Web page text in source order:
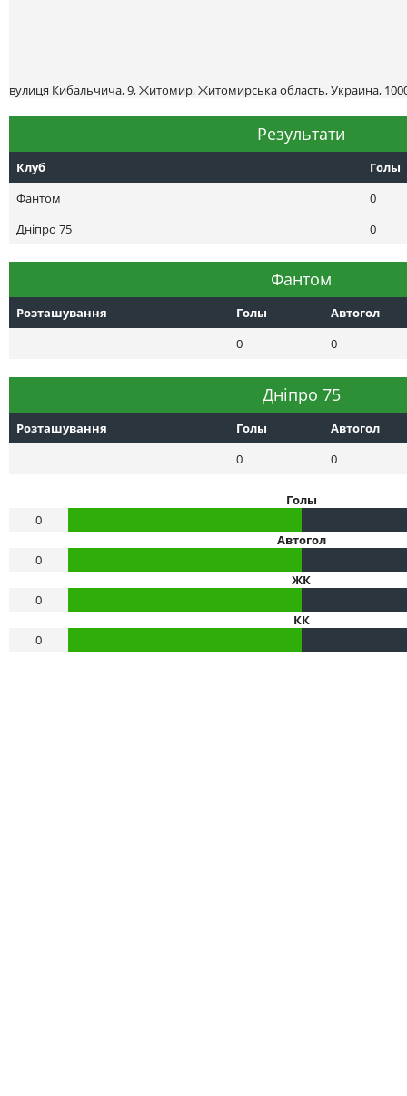
вулиця Кибальчича, 9, Житомир, Житомирська область, Украина,
Результати
Клуб
Голы
Фантом
0
Днiпро 75
0
Фантом
Розташування Голы
Автогол
0
0
Днiпро 75
Розташування Голы
Автогол
0
0
Голы
0
Автогол
0
ЖК
0
КК
0